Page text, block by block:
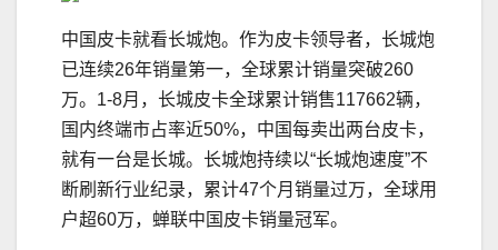
中国皮卡就看长城炮。作为皮卡领导者，长城炮
已连续26年销量第一，全球累计销量突破260
万。1-8月，长城皮卡全球累计销售117662辆，
国内终端市占率近50%，中国每卖出两台皮卡，
就有一台是长城。长城炮持续以“长城炮速度”不
断刷新行业纪录，累计47个月销量过万，全球用
户超60万，蝉联中国皮卡销量冠军。